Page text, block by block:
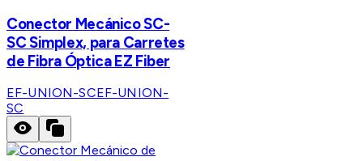
Conector Mecánico SC-
SC Simplex, para Carretes
de Fibra Óptica EZ Fiber
EF-UNION-SCEF-UNION-
SC